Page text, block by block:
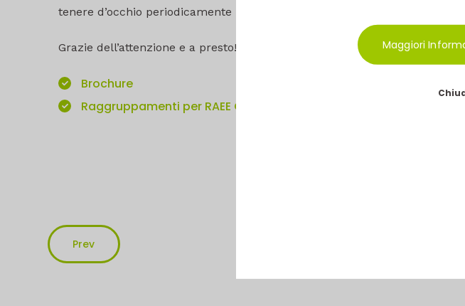
Maggiori
tenere d’occhio periodicamente la nostra pagina Facebook Fermo Asite.
Grazie dell’attenzione e a presto!
Brochure
Raggruppamenti per RAEE Car
Prev